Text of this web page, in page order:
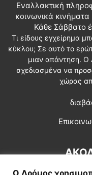
Εναλλακτική
κοινωνικά κινήματα
Κάθε Σάββατο
Τι είδους εγχείρημα
κύκλου; Σε αυτό το
μιαν απάντηση. Ο
σχεδιασμένα να
χώρας
Ο Δρόμος